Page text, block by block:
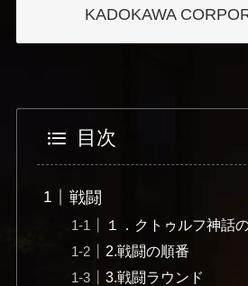
KADOKAWA
目次
戦闘
１．クトゥルフ神話
2.戦闘の順番
3.戦闘ラウンド